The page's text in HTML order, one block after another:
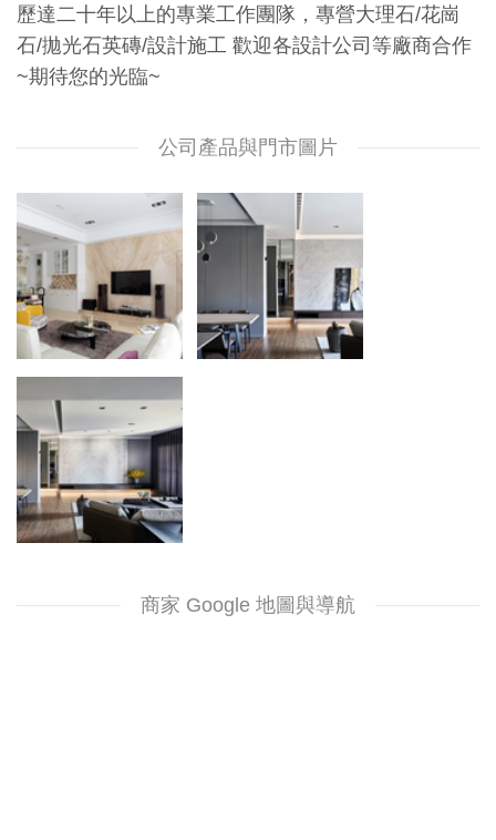
歷達二十年以上的專業工作團隊，專營大理石/花崗
石/拋光石英磚/設計施工 歡迎各設計公司等廠商合作
~期待您的光臨~
公司產品與門市圖片
商家 Google 地圖與導航